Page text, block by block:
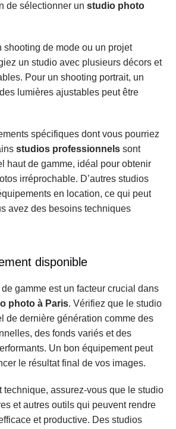
de sélectionner un studio photo
shooting de mode ou un projet
un studio avec plusieurs décors et
Pour un shooting portrait, un
lumières ajustables peut être
spécifiques dont vous pourriez
studios professionnels sont
haut de gamme, idéal pour obtenir
irréprochable. D’autres studios
en location, ce qui peut
avez des besoins techniques
disponible
de gamme est un facteur crucial dans
photo à Paris. Vérifiez que le studio
de dernière génération comme des
des fonds variés et des
Un bon équipement peut
le résultat final de vos images.
technique, assurez-vous que le studio
et autres outils qui peuvent rendre
et productive. Des studios